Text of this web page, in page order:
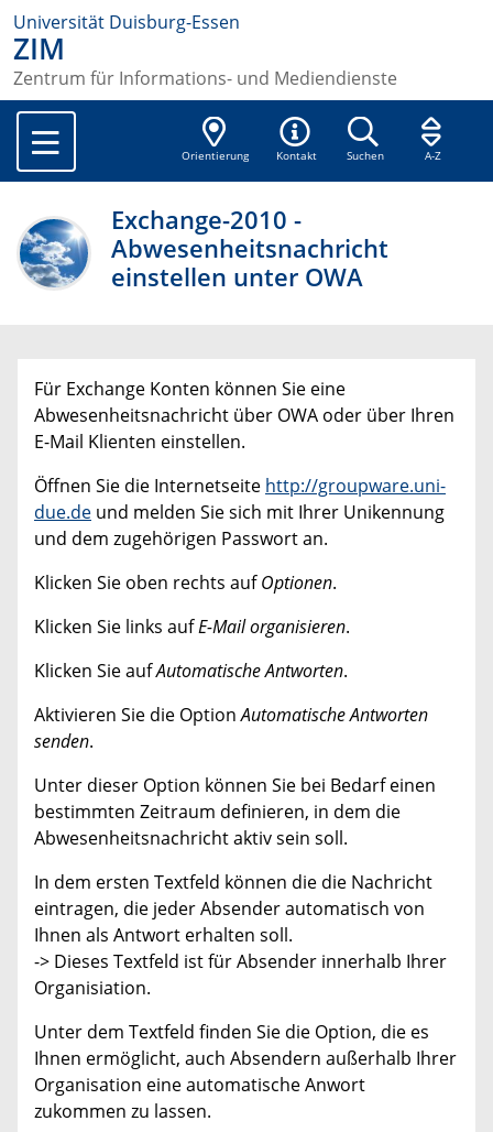
Universität Duisburg-Essen
ZIM
Zentrum für Informations- und Mediendienste
Orientierung Kontakt Suchen A-Z
Exchange-2010 -
Abwesenheitsnachricht
einstellen unter OWA
Für Exchange Konten können Sie eine
Abwesenheitsnachricht über OWA oder über Ihren
E-Mail Klienten einstellen.
Öffnen Sie die Internetseite http://groupware.uni-
due.de und melden Sie sich mit Ihrer Unikennung
und dem zugehörigen Passwort an.
Klicken Sie oben rechts aufOptionen.
Klicken Sie links aufE-Mail organisieren.
Klicken Sie aufAutomatische Antworten.
Aktivieren Sie die OptionAutomatische Antworten
senden.
Unter dieser Option können Sie bei Bedarf einen
bestimmten Zeitraum definieren, in dem die
Abwesenheitsnachricht aktiv sein soll.
In dem ersten Textfeld können die die Nachricht
eintragen, die jeder Absender automatisch von
Ihnen als Antwort erhalten soll.
-> Dieses Textfeld ist für Absender innerhalb Ihrer
Organisiation.
Unter dem Textfeld finden Sie die Option, die es
Ihnen ermöglicht, auch Absendern außerhalb Ihrer
Organisation eine automatische Anwort
zukommen zu lassen.